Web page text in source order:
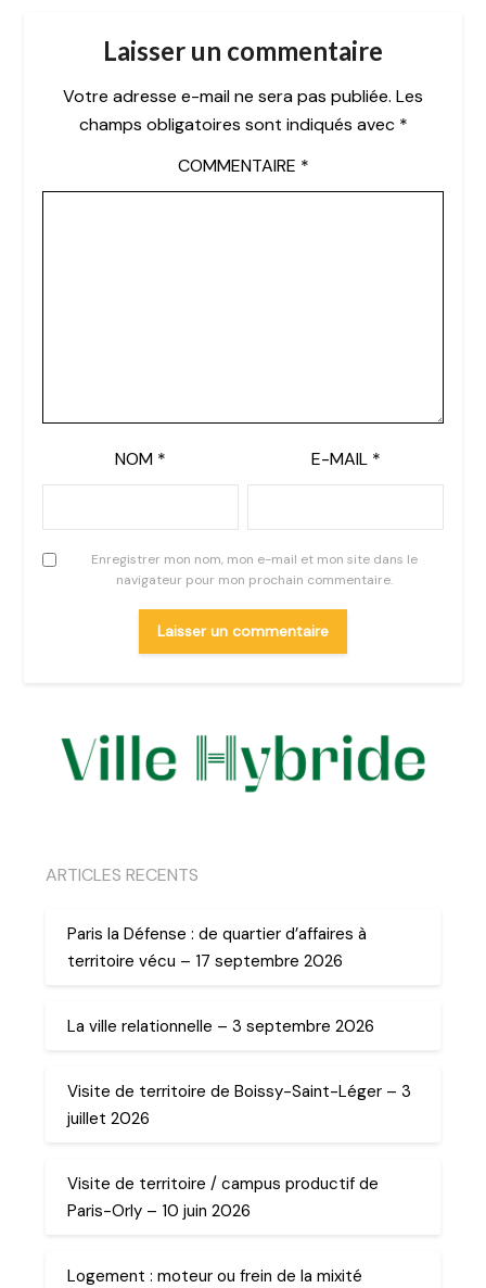
Laisser un commentaire
Votre adresse e-mail ne sera pas publiée. Les
champs obligatoires sont indiqués avec *
COMMENTAIRE *
NOM * E-MAIL *
Enregistrer mon nom, mon e-mail et mon site dans le
navigateur pour mon prochain commentaire.
ARTICLES RECENTS
Paris la Défense : de quartier d’affaires à
territoire vécu – 17 septembre 2026
La ville relationnelle – 3 septembre 2026
Visite de territoire de Boissy-Saint-Léger – 3
juillet 2026
Visite de territoire / campus productif de
Paris-Orly – 10 juin 2026
Logement : moteur ou frein de la mixité